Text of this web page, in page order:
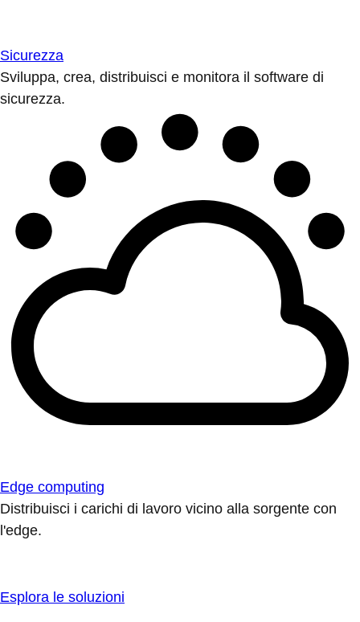
Sicurezza
Sviluppa, crea, distribuisci e monitora il software di
sicurezza.
Edge computing
Distribuisci i carichi di lavoro vicino alla sorgente con
l'edge.
Esplora le soluzioni